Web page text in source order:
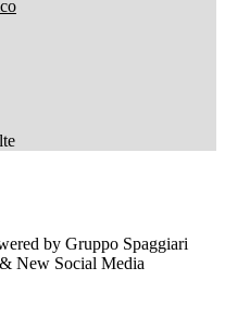
by Gruppo Spaggiari
New Social Media